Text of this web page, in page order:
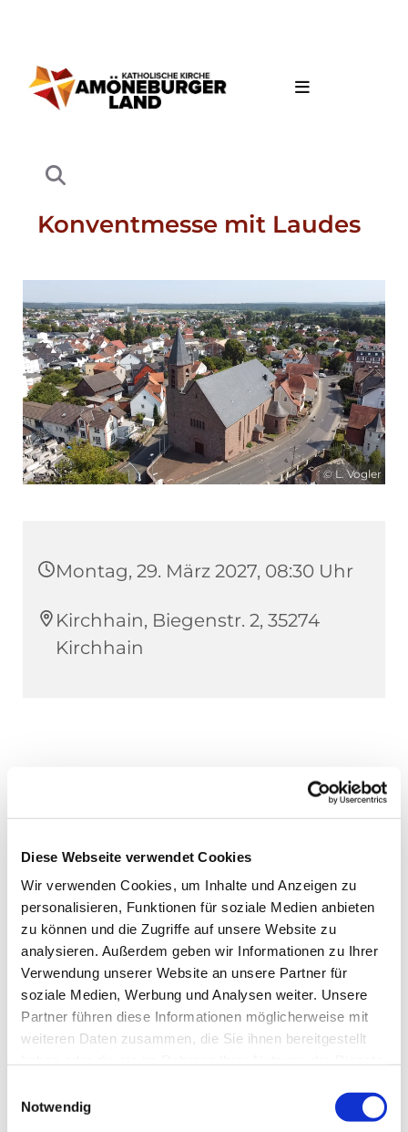
Diese Webseite verwendet Cookies
Wir verwenden Cookies, um Inhalte und Anzeigen zu
personalisieren, Funktionen für soziale Medien anbieten
zu können und die Zugriffe auf unsere Website zu
analysieren. Außerdem geben wir Informationen zu Ihrer
Verwendung unserer Website an unsere Partner für
soziale Medien, Werbung und Analysen weiter. Unsere
Partner führen diese Informationen möglicherweise mit
weiteren Daten zusammen, die Sie ihnen bereitgestellt
Notwendig
Konventmesse mit Laudes
© L. Vogler
Montag, 29. März 2027, 08:30 Uhr
Kirchhain, Biegenstr. 2, 35274
Kirchhain
Dies könnte Sie auch